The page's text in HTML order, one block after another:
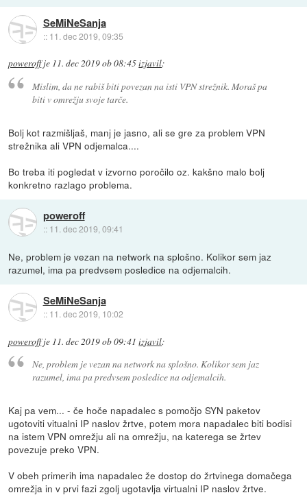
SeMiNeSanja
:: 11. dec 2019, 09:35
poweroffje 11. dec 2019 ob 08:45izjavil:
Mislim, da ne rabiš biti povezan na isti VPN strežnik. Moraš pa
biti v omrežju svoje tarče.
Bolj kot razmišljaš, manj je jasno, ali se gre za problem VPN
strežnika ali VPN odjemalca....
Bo treba iti pogledat v izvorno poročilo oz. kakšno malo bolj
konkretno razlago problema.
poweroff
:: 11. dec 2019, 09:41
Ne, problem je vezan na network na splošno. Kolikor sem jaz
razumel, ima pa predvsem posledice na odjemalcih.
SeMiNeSanja
:: 11. dec 2019, 10:02
poweroffje 11. dec 2019 ob 09:41 izjavil:
Ne, problem je vezan na network na splošno. Kolikor sem jaz
razumel, ima pa predvsem posledice na odjemalcih.
Kaj pa vem... - če hoče napadalec s pomočjo SYN paketov
ugotoviti vitualni IP naslov žrtve, potem mora napadalec biti bodisi
na istem VPN omrežju ali na omrežju, na katerega se žrtev
povezuje preko VPN.
V obeh primerih ima napadalec že dostop do žrtvinega domačega
omrežja in v prvi fazi zgolj ugotavlja virtualni IP naslov žrtve.